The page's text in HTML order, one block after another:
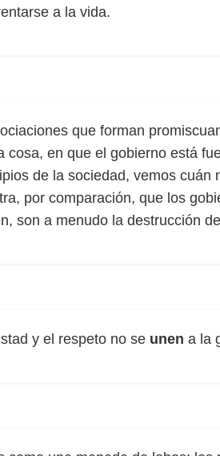
a la vida.
que forman
cosa, en que el gobierno está
de la sociedad, vemos cuán
por comparación, que los
son a menudo la destrucción
y el respeto no se unen a la